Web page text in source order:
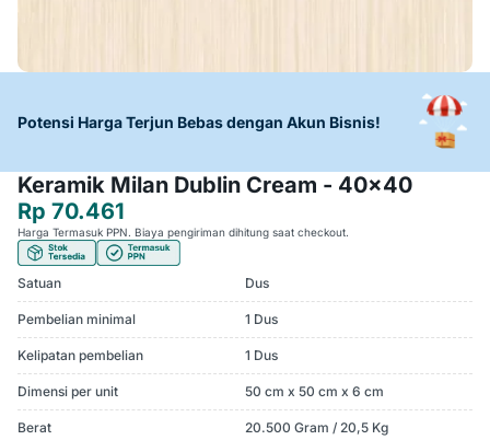
Potensi Harga Terjun Bebas dengan Akun Bisnis!
Keramik Milan Dublin Cream - 40x40
Rp 70.461
Harga Termasuk PPN. Biaya pengiriman dihitung saat checkout.
Satuan Dus
Pembelian minimal 1 Dus
Kelipatan pembelian 1 Dus
Dimensi per unit 50 cm x 50 cm x 6 cm
Berat 20.500 Gram / 20,5 Kg